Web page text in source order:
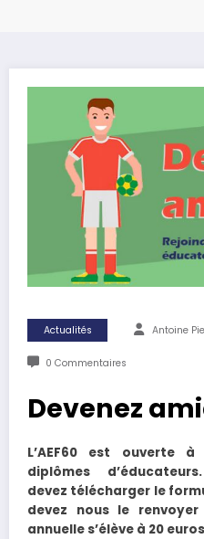
Actualités Antoine
0 Commentaires
Devenez
L’AEF60 est ouverte
diplômes
devez télécharger le
devez nous le
annuelle s’élève à 20